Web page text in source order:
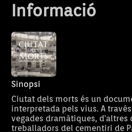
Informació
Sinopsi
Ciutat dels morts és un
interpretada pels vius. A
vegades dramàtiques, d'altres
treballadors del cementiri de